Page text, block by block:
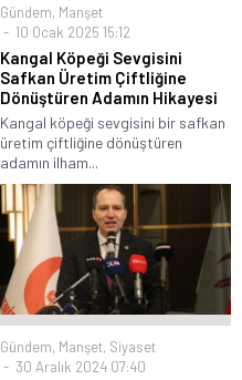
Gündem, Manşet
10 Ocak 2025 15:12
Kangal Köpeği Sevgisini
Safkan Üretim Çiftliğine
Dönüştüren Adamın Hikayesi
Kangal köpeği sevgisini bir safkan
üretim çiftliğine dönüştüren
adamın ilham...
Gündem, Manşet, Siyaset
30 Aralık 2024 07:40